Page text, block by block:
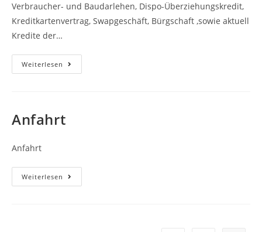
Verbraucher- und Baudarlehen, Dispo-Überziehungskredit,
Kreditkartenvertrag, Swapgeschäft, Bürgschaft ,sowie aktuell
Kredite der…
Weiterlesen Bank-
Und
Anfahrt
Anfahrt
Weiterlesen Anfahrt